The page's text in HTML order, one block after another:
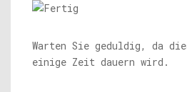
Warten Sie geduldig, da
einige Zeit dauern wird.